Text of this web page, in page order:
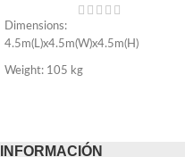
Dimensions:
4.5m(L)x4.5m(W)x4.5m(H)
Weight: 105 kg
INFORMACIÓN